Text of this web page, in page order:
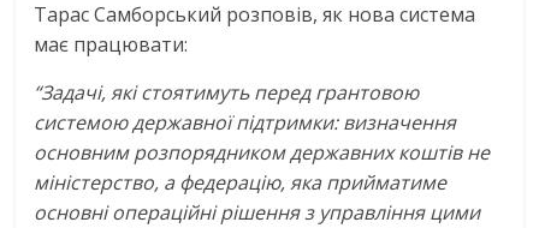
Тарас Самборський розповів, як нова система
має працювати:
“Задачі, які стоятимуть перед грантовою
системою державної підтримки: визначення
основним розпорядником державних коштів не
міністерство, а федерацію, яка прийматиме
основні операційні рішення з управління цими